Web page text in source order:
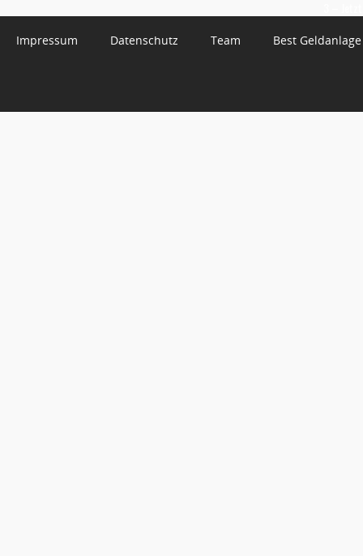
Impressum Datenschutz Team Best Geldanlage